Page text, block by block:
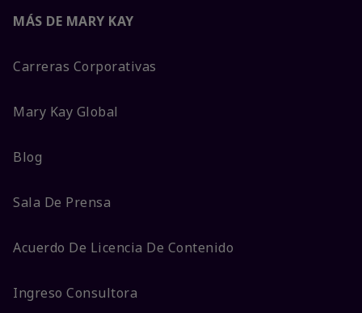
MÁS DE MARY KAY
Carreras Corporativas
Mary Kay Global
Blog
Sala De Prensa
Acuerdo De Licencia De Contenido
Ingreso Consultora